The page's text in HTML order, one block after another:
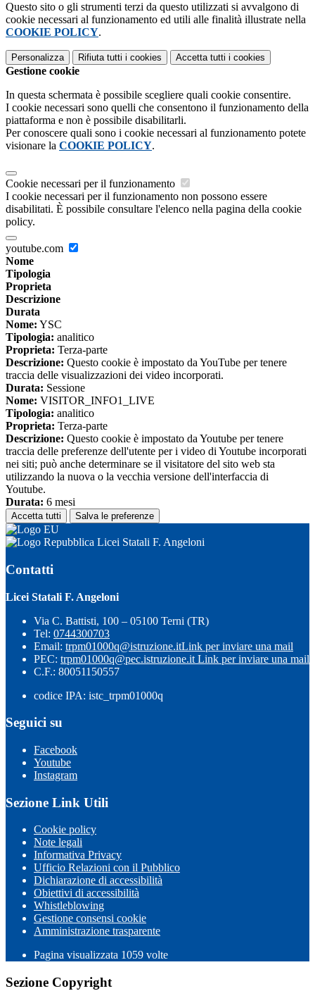
Questo sito o gli strumenti terzi da questo utilizzati si avvalgono di
cookie necessari al funzionamento ed utili alle finalità illustrate nella
COOKIE POLICY.
Personalizza Rifiuta tutti i cookies Accetta tutti i cookies
Gestione cookie
In questa schermata è possibile scegliere quali cookie consentire.
I cookie necessari sono quelli che consentono il funzionamento della
piattaforma e non è possibile disabilitarli.
Per conoscere quali sono i cookie necessari al funzionamento potete
visionare la COOKIE POLICY.
Cookie necessari per il funzionamento
I cookie necessari per il funzionamento non possono essere
disabilitati. È possibile consultare l'elenco nella pagina della cookie
policy.
youtube.com
Nome
Tipologia
Proprieta
Descrizione
Durata
Nome: YSC
Tipologia: analitico
Proprieta: Terza-parte
Descrizione: Questo cookie è impostato da YouTube per tenere
traccia delle visualizzazioni dei video incorporati.
Durata: Sessione
Nome: VISITOR_INFO1_LIVE
Tipologia: analitico
Proprieta: Terza-parte
Descrizione: Questo cookie è impostato da Youtube per tenere
traccia delle preferenze dell'utente per i video di Youtube incorporati
nei siti; può anche determinare se il visitatore del sito web sta
utilizzando la nuova o la vecchia versione dell'interfaccia di
Youtube.
Durata: 6 mesi
Accetta tutti Salva le preferenze
Licei Statali F. Angeloni
Contatti
Licei Statali F. Angeloni
Via C. Battisti, 100 – 05100 Terni (TR)
Tel: 0744300703
Email: trpm01000q@istruzione.itLink per inviare una mail
PEC: trpm01000q@pec.istruzione.it Link per inviare una mail
C.F.: 80051150557
codice IPA: istc_trpm01000q
Seguici su
Facebook
Youtube
Instagram
Sezione Link Utili
Cookie policy
Note legali
Informativa Privacy
Ufficio Relazioni con il Pubblico
Dichiarazione di accessibilità
Obiettivi di accessibilità
Whistleblowing
Gestione consensi cookie
Amministrazione trasparente
Pagina visualizzata 1059 volte
Sezione Copyright